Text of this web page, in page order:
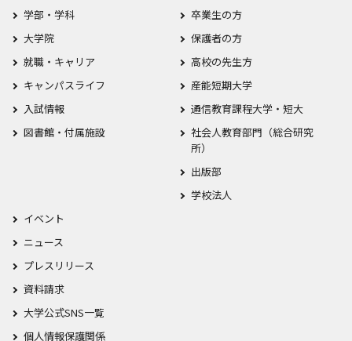
学部・学科
大学院
就職・キャリア
キャンパスライフ
入試情報
図書館・付属施設
卒業生の方
保護者の方
高校の先生方
産能短期大学
通信教育課程大学・短大
社会人教育部門（総合研究
所）
出版部
学校法人
イベント
ニュース
プレスリリース
資料請求
大学公式SNS一覧
個人情報保護関係